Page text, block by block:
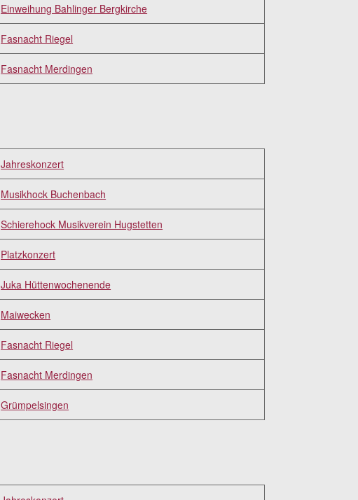
Einweihung Bahlinger Bergkirche
Fasnacht Riegel
Fasnacht Merdingen
Jahreskonzert
Musikhock Buchenbach
Schierehock Musikverein Hugstetten
Platzkonzert
Juka Hüttenwochenende
Maiwecken
Fasnacht Riegel
Fasnacht Merdingen
Grümpelsingen